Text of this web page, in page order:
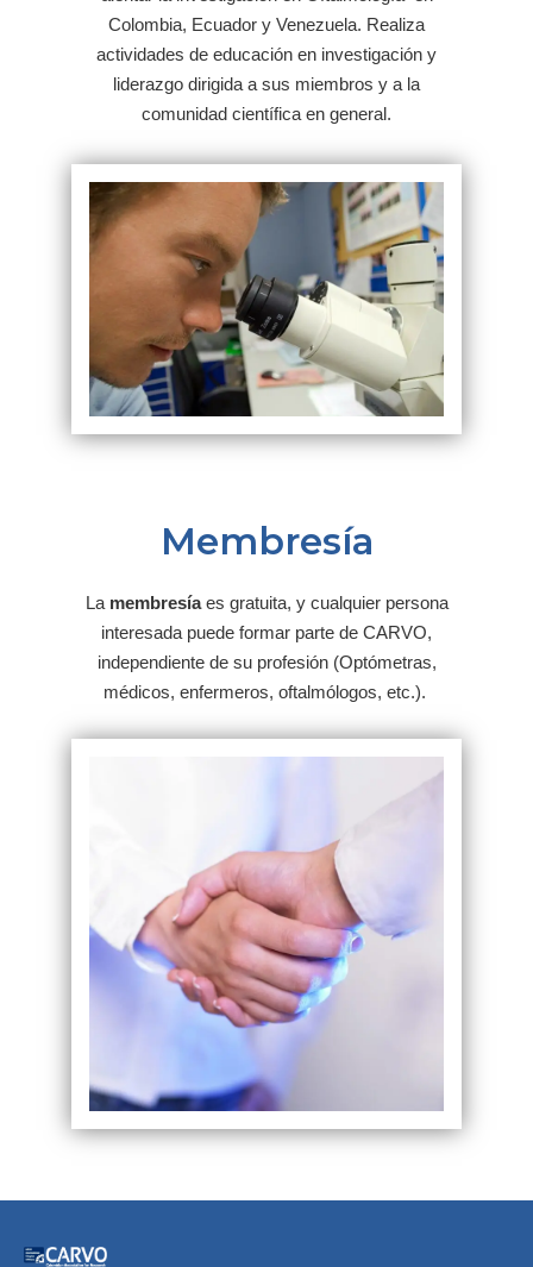
Colombia, Ecuador y Venezuela. Realiza
actividades de educación en investigación y
liderazgo dirigida a sus miembros y a la
comunidad científica en general.
Membresía
La membresíaes gratuita, y cualquier persona
interesada puede formar parte de CARVO,
independiente de su profesión (Optómetras,
médicos, enfermeros, oftalmólogos, etc.).